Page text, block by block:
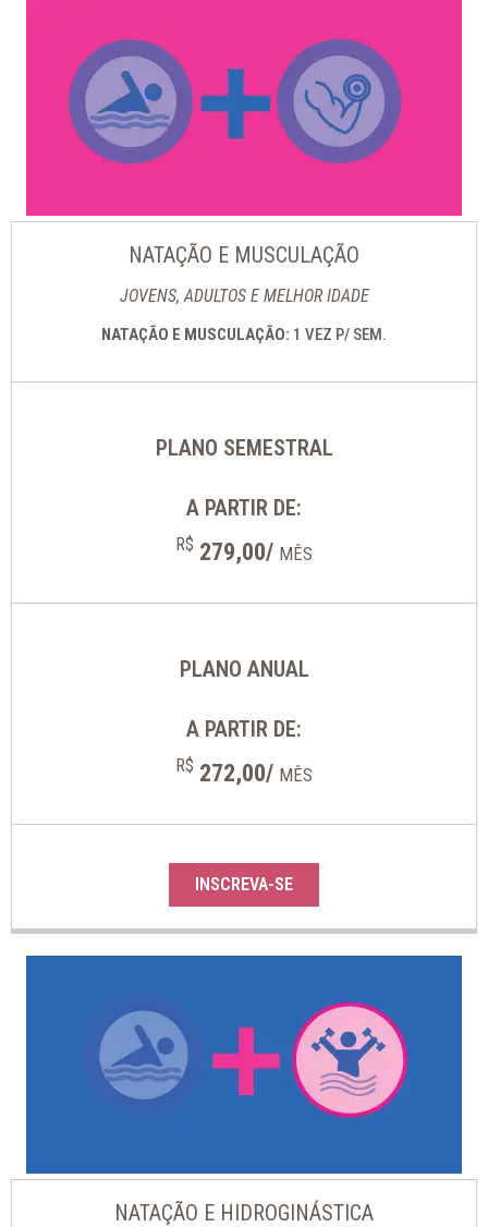
NATAÇÃO E MUSCULAÇÃO
JOVENS, ADULTOS E MELHOR IDADE
NATAÇÃO E MUSCULAÇÃO: 1 VEZ P/ SEM.
PLANO SEMESTRAL
A PARTIR DE:
R$ 279,00/ MÊS
PLANO ANUAL
A PARTIR DE:
R$ 272,00/ MÊS
INSCREVA-SE
NATAÇÃO E HIDROGINÁSTICA